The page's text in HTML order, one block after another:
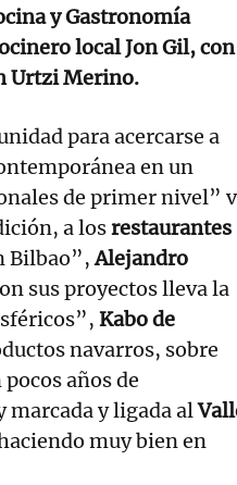
y Gastronomía
local Jon Gil, con
Urtzi Merino.
para acercarse a
en un
de primer nivel”
a losrestaurantes
Bilbao”,Alejandro
sus proyectos lleva la
Kabo de
navarros, sobre
años de
marcada y ligada al
muy bien en